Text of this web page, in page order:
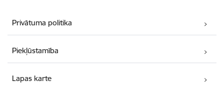
Privātuma politika
Piekļūstamība
Lapas karte